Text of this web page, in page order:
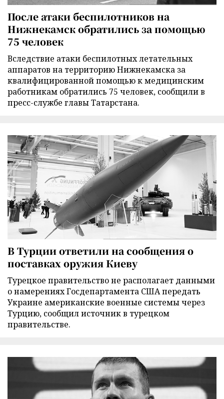
После атаки беспилотников на
Нижнекамск обратились за помощью
75 человек
Вследствие атаки беспилотных летательных
аппаратов на территорию Нижнекамска за
квалифицированной помощью к медицинским
работникам обратились 75 человек, сообщили в
пресс-службе главы Татарстана.
В Турции ответили на сообщения о
поставках оружия Киеву
Турецкое правительство не располагает данными
о намерениях Госдепартамента США передать
Украине американские военные системы через
Турцию, сообщил источник в турецком
правительстве.